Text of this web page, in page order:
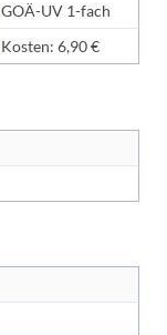
GOÄ-UV 1-fach
Kosten: 6,90 €